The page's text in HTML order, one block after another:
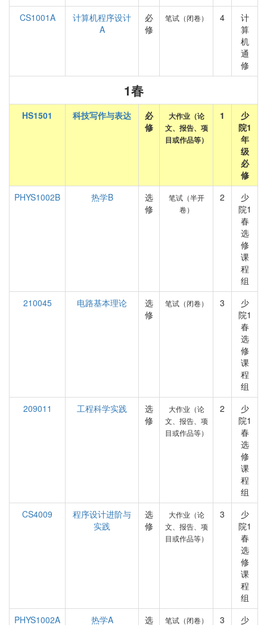
CS1001A
计算机程序设计
A
必
修
笔试（闭卷） 4
计
算
机
通
修
1春
HS1501 科技写作与表达
必
修
大作业（论
文、报告、项
目或作品等）
1
少
院1
年
级
必
修
PHYS1002B
热学B
选
修
笔试（半开
卷）
2
少
院1
春
选
修
课
程
组
210045
电路基本理论
选
修
笔试（闭卷） 3
少
院1
春
选
修
课
程
组
209011
工程科学实践
选
修
大作业（论
文、报告、项
目或作品等）
2
少
院1
春
选
修
课
程
组
CS4009
程序设计进阶与
实践
选
修
大作业（论
文、报告、项
目或作品等）
3
少
院1
春
选
修
课
程
组
PHYS1002A
热学A
选
笔试（闭卷） 3
少